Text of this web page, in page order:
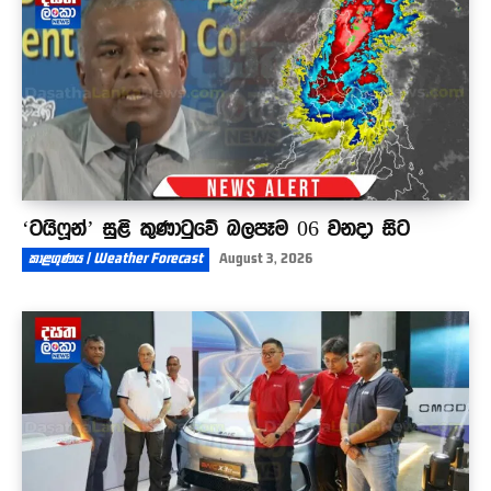
‘ටයිෆූන්’ සුළි කුණාටුවේ බලපෑම 06 වනදා සිට
කාළගුණය | Weather Forecast August 3, 2026